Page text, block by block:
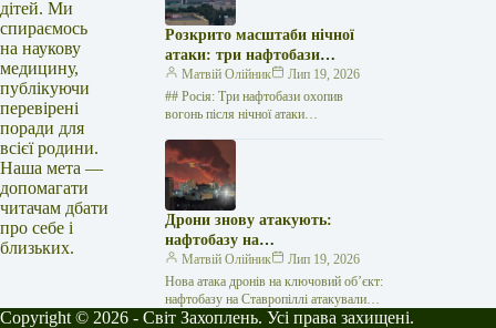
дітей. Ми
спираємось
на наукову
медицину,
публікуючи
перевірені
поради для
всієї родини.
Наша мета —
допомагати
читачам дбати
про себе і
близьких.
Розкрито масштаби нічної
атаки: три нафтобази
палають у Ставрополі –
OSINT-аналіз
Матвій Олійник
Лип 19, 2026
## Росія: Три нафтобази охопив
вогонь після нічної атаки
відсотків життя. Кропивницький»
підтримує хворих на…
Дрони знову атакують:
нафтобазу на
Ставропольщині вражено
втретє за два тижні
Матвій Олійник
Лип 19, 2026
Нова атака дронів на ключовий об’єкт:
нафтобазу на Ставропіллі атакували
втретє за два тижні У російському
Copyright © 2026 - Світ Захоплень. Усі права захищені.